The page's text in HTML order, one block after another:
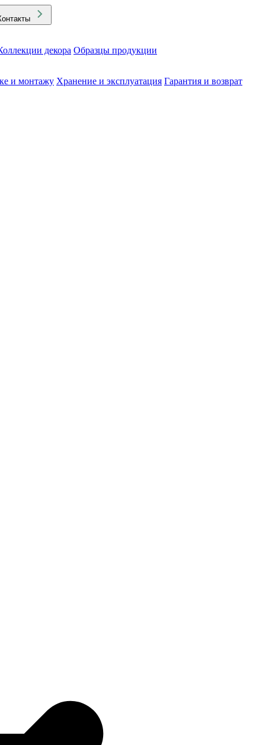
декора Образцы продукции
и монтажу Хранение и эксплуатация Гарантия и возврат